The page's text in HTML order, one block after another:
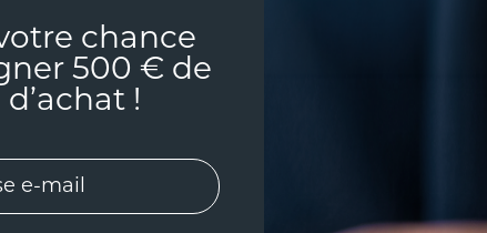
chance
500 € de
!